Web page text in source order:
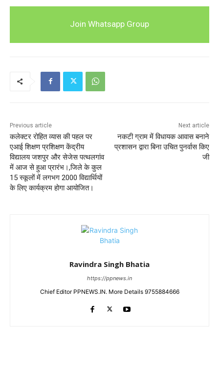
Join Whatsapp Group
Previous article
कलेक्टर रोहित व्यास की पहल पर
एआई शिक्षण प्रशिक्षण केंद्रीय
विद्यालय जशपुर और सेजेस पत्थलगांव
में आज से हुआ प्रारंभ।,जिले के कुल
15 स्कूलों में लगभग 2000 विद्यार्थियों
के लिए कार्यक्रम होगा आयोजित।
Next article
नकटी ग्राम में विधायक आवास बनाने
प्रशासन द्वारा बिना उचित पुनर्वास किए
जी
Ravindra Singh Bhatia
https://ppnews.in
Chief Editor PPNEWS.IN. More Details 9755884666